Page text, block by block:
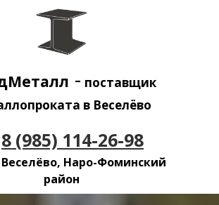
- поставщик
в Веселёво
8 (985) 114-26-98
Веселёво, Наро-Фоминский
район